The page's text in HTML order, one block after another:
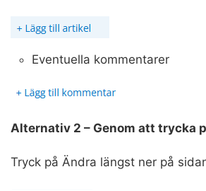
Eventuella kommentarer
Alternativ 2 – Genom att trycka
Tryck på Ändra längst ner på